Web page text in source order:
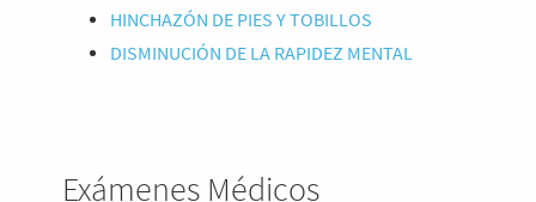
HINCHAZÓN DE PIES Y TOBILLOS
DISMINUCIÓN DE LA RAPIDEZ MENTAL
Exámenes Médicos